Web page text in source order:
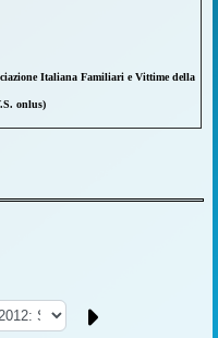
Italiana Familiari e Vittime della
onlus)